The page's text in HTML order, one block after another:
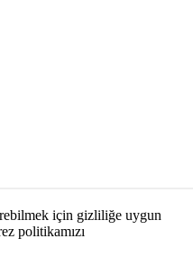
için gizliliğe uygun
politikamızı